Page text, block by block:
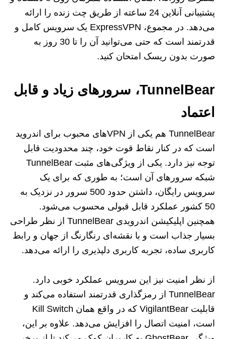
پشتیبانی آنلاین 24 ساعته از طریق چت زنده را ارائه
می‌دهد. در مجموع، ExpressVPN یک سرویس کامل و
قدرتمند است که حتی می‌توانید آن را تا 30 روز به‌
صورت بدون ریسک امتحان کنید.
TunnelBear، سرورهای زیاد و قابل
اعتماد
TunnelBear هم یکی از VPNهای محبوب برای اندروید
است که در کنار نقاط قوت خود، چند محدودیت قابل
توجه نیز دارد. یکی از ویژگی‌های مثبت TunnelBear
شبکه سرورهای آن است؛ به ‌طوری که برای یک
سرویس رایگان، داشتن حدود 500 سرور در نزدیک به
50 کشور عملکرد قابل قبولی محسوب می‌شود.
همچنین اپلیکیشن اندرویدی TunnelBear از نظر طراحی
بسیار جذاب است و با نقشه‌ای رنگارنگ از جهان و رابط
کاربری ساده، تجربه کاربری دلپذیری را ارائه می‌دهد.
از نظر امنیت نیز این سرویس عملکرد خوبی دارد.
TunnelBear از رمزگذاری قدرتمند استفاده می‌کند و
قابلیت VigilantBear که در واقع همان Kill Switch
است، امنیت اتصال را افزایش می‌دهد. علاوه بر این،